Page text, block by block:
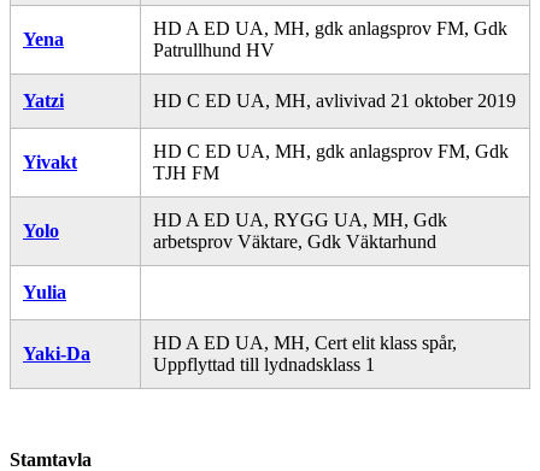
Yena
HD A ED UA, MH, gdk anlagsprov FM, Gdk
Patrullhund HV
Yatzi HD C ED UA, MH, avlivivad 21 oktober 2019
Yivakt
HD C ED UA, MH, gdk anlagsprov FM, Gdk
TJH FM
Yolo
HD A ED UA, RYGG UA, MH, Gdk
arbetsprov Väktare, Gdk Väktarhund
Yulia
Yaki-Da
HD A ED UA, MH, Cert elit klass spår,
Uppflyttad till lydnadsklass 1
Stamtavla